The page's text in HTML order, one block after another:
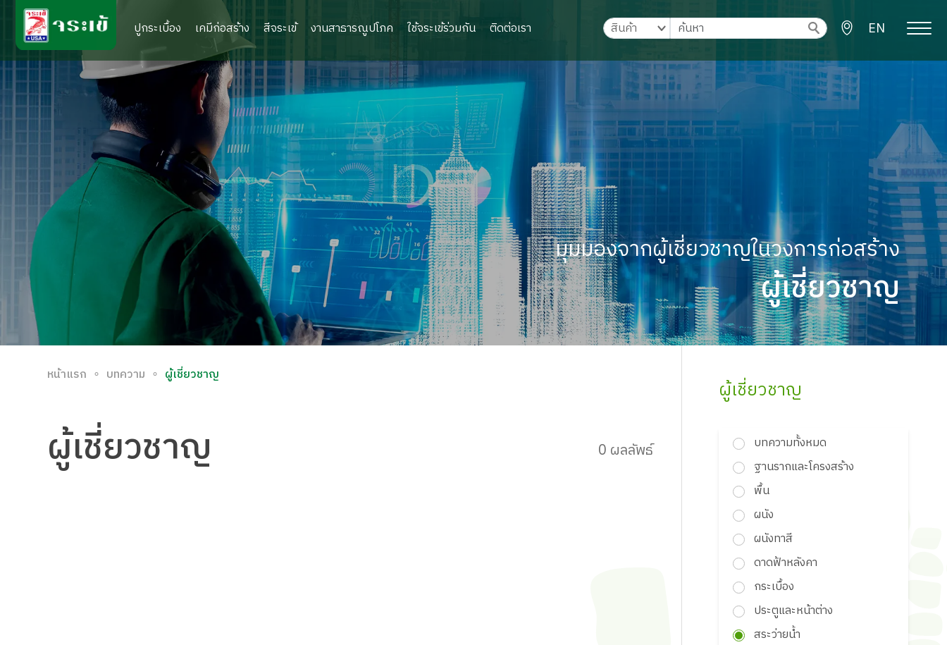
ปูกระเบื้อง เคมีก่อสร้าง สีจระเข้ งานสาธารณูปโภค ใช้จระเข้ร่วมกัน ติดต่อเรา EN
มุมมองจากผู้เชี่ยวชาญในวงการก่อสร้าง
ผู้เชี่ยวชาญ
หน้าแรก ∘ บทความ ∘ ผู้เชี่ยวชาญ
ผู้เชี่ยวชาญ 0 ผลลัพธ์
ผู้เชี่ยวชาญ
บทความทั้งหมด
ฐานรากและโครงสร้าง
พื้น
ผนัง
ผนังทาสี
ดาดฟ้าหลังคา
กระเบื้อง
ประตูและหน้าต่าง
สระว่ายน้ำ